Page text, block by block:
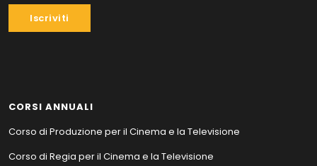
Iscriviti
CORSI ANNUALI
Corso di Produzione per il Cinema e la Televisione
Corso di Regia per il Cinema e la Televisione